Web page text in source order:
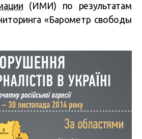
(ИМИ) по результатам
«Барометр свободы